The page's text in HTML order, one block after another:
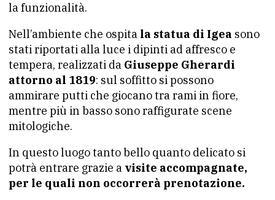
la funzionalità.
Nell’ambiente che ospita la statua di Igea sono
stati riportati alla luce i dipinti ad affresco e
tempera, realizzati da Giuseppe Gherardi
attorno al 1819: sul soffitto si possono
ammirare putti che giocano tra rami in fiore,
mentre più in basso sono raffigurate scene
mitologiche.
In questo luogo tanto bello quanto delicato si
potrà entrare grazie a visite accompagnate,
per le quali non occorrerà prenotazione.